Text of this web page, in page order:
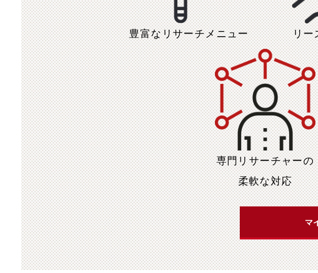
豊富なリサーチメニュー リー
専門リサーチャーの
柔軟な対応
マ